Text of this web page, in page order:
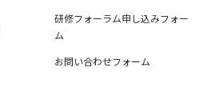
研修フォーラム申し込みフォー
ム
お問い合わせフォーム